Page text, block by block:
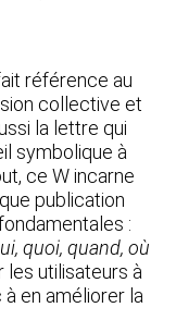
référence au
collective et
la lettre qui
symbolique à
ce W incarne
publication
:
quoi, quand, où
les utilisateurs à
en améliorer la